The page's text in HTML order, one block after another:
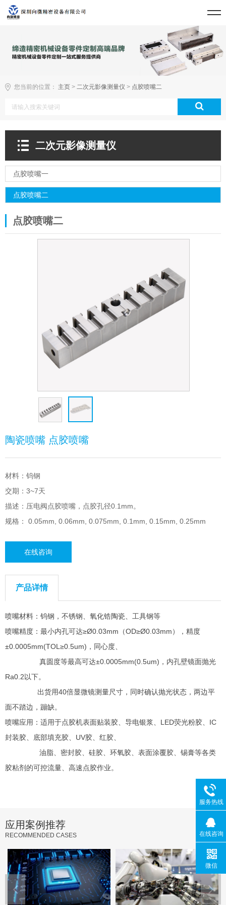
您当前的位置： 主页 > 二次元影像测量仪 > 点胶喷嘴二
二次元影像测量仪
点胶喷嘴一
点胶喷嘴二
点胶喷嘴二
陶瓷喷嘴 点胶喷嘴
材料：钨钢
交期：3~7天
描述：压电阀点胶喷嘴，点胶孔径0.1mm。
规格： 0.05mm, 0.06mm, 0.075mm, 0.1mm, 0.15mm, 0.25mm
在线咨询
产品详情
喷嘴材料：钨钢，不锈钢、氧化锆陶瓷、工具钢等
喷嘴精度：最小内孔可达≥Ø0.03mm（OD≥Ø0.03mm），精度
±0.0005mm(TOL≥0.5um)，同心度、
真圆度等最高可达±0.0005mm(0.5um)，内孔壁镜面抛光
Ra0.2以下。
出货用40倍显微镜测量尺寸，同时确认抛光状态，两边平
面不踏边，蹦缺。
喷嘴应用：适用于点胶机表面贴装胶、导电银浆、LED荧光粉胶、IC
封装胶、底部填充胶、UV胶、红胶、
油脂、密封胶、硅胶、环氧胶、表面涂覆胶、锡膏等各类
胶粘剂的可控流量、高速点胶作业。
应用案例推荐
RECOMMENDED CASES
服务热线
在线咨询
微信